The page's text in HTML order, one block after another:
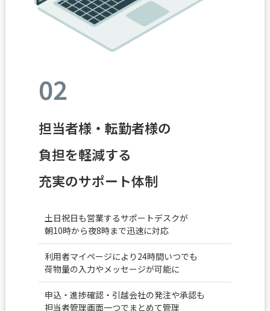
02
担当者様・転勤者様の
負担を軽減する
充実のサポート体制
土日祝日も営業するサポートデスクが
朝10時から夜8時まで迅速に対応
利用者マイページにより24時間いつでも
荷物量の入力やメッセージが可能に
申込・進捗確認・引越会社の発注や承認も
担当者管理画面一つでまとめて管理